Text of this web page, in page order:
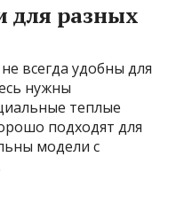
для разных
всегда удобны для
нужны
теплые
подходят для
модели с